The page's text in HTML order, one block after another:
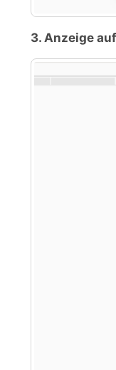
3. Anzeige